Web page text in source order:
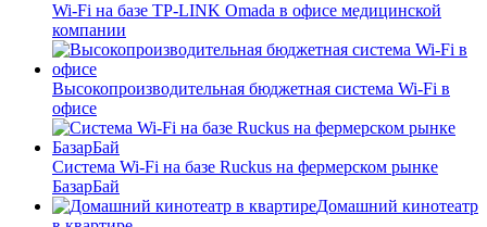
Wi-Fi на базе TP-LINK Omada в офисе медицинской
компании
Высокопроизводительная бюджетная система Wi-Fi в
офисе
Система Wi-Fi на базе Ruckus на фермерском рынке
БазарБай
Домашний кинотеатр